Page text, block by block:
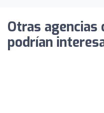
Otras agencias
podrían